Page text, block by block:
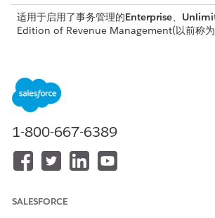
适用于启用了事务管理的Enterprise、
Edition of Revenue Management(以前称
集。
启用收入设置
授予用户对事务管理的访问权限。此外，启
在收入管理中扩展和映射销售交易
1-800-667-6389
SALESFORCE